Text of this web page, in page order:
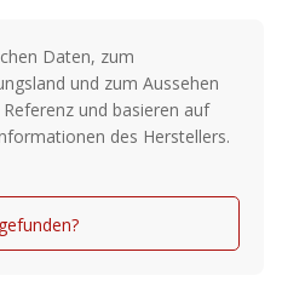
Daten, zum
und zum Aussehen
und basieren auf
des Herstellers.